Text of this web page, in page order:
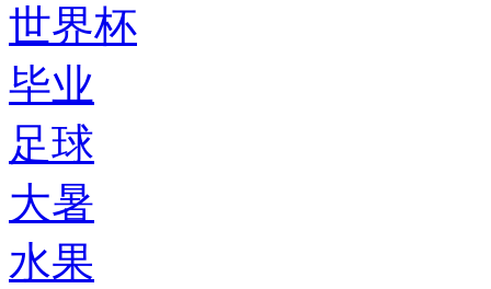
世界杯
毕业
足球
大暑
水果